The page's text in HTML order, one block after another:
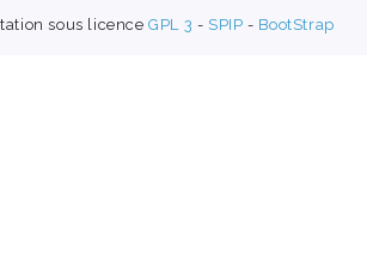
sous licenceGPL 3 - SPIP - BootStrap